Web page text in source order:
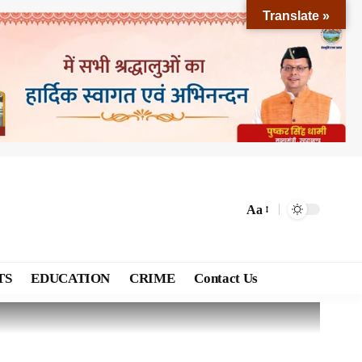
Aa
EDUCATION CRIME Contact Us
Translate »